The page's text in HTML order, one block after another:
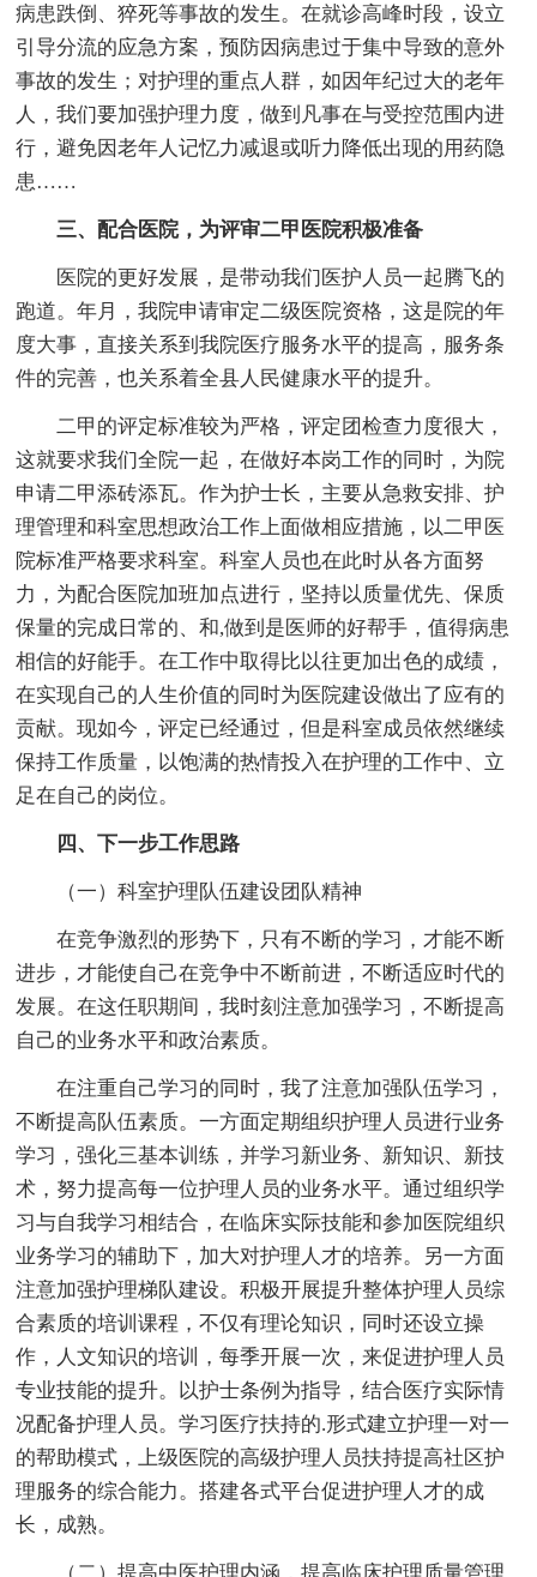
病患跌倒、猝死等事故的发生。在就诊高峰时段，设立
引导分流的应急方案，预防因病患过于集中导致的意外
事故的发生；对护理的重点人群，如因年纪过大的老年
人，我们要加强护理力度，做到凡事在与受控范围内进
行，避免因老年人记忆力减退或听力降低出现的用药隐
患……
三、配合医院，为评审二甲医院积极准备
医院的更好发展，是带动我们医护人员一起腾飞的
跑道。年月，我院申请审定二级医院资格，这是院的年
度大事，直接关系到我院医疗服务水平的提高，服务条
件的完善，也关系着全县人民健康水平的提升。
二甲的评定标准较为严格，评定团检查力度很大，
这就要求我们全院一起，在做好本岗工作的同时，为院
申请二甲添砖添瓦。作为护士长，主要从急救安排、护
理管理和科室思想政治工作上面做相应措施，以二甲医
院标准严格要求科室。科室人员也在此时从各方面努
力，为配合医院加班加点进行，坚持以质量优先、保质
保量的完成日常的、和,做到是医师的好帮手，值得病患
相信的好能手。在工作中取得比以往更加出色的成绩，
在实现自己的人生价值的同时为医院建设做出了应有的
贡献。现如今，评定已经通过，但是科室成员依然继续
保持工作质量，以饱满的热情投入在护理的工作中、立
足在自己的岗位。
四、下一步工作思路
（一）科室护理队伍建设团队精神
在竞争激烈的形势下，只有不断的学习，才能不断
进步，才能使自己在竞争中不断前进，不断适应时代的
发展。在这任职期间，我时刻注意加强学习，不断提高
自己的业务水平和政治素质。
在注重自己学习的同时，我了注意加强队伍学习，
不断提高队伍素质。一方面定期组织护理人员进行业务
学习，强化三基本训练，并学习新业务、新知识、新技
术，努力提高每一位护理人员的业务水平。通过组织学
习与自我学习相结合，在临床实际技能和参加医院组织
业务学习的辅助下，加大对护理人才的培养。另一方面
注意加强护理梯队建设。积极开展提升整体护理人员综
合素质的培训课程，不仅有理论知识，同时还设立操
作，人文知识的培训，每季开展一次，来促进护理人员
专业技能的提升。以护士条例为指导，结合医疗实际情
况配备护理人员。学习医疗扶持的.形式建立护理一对一
的帮助模式，上级医院的高级护理人员扶持提高社区护
理服务的综合能力。搭建各式平台促进护理人才的成
长，成熟。
（二）提高中医护理内涵，提高临床护理质量管理